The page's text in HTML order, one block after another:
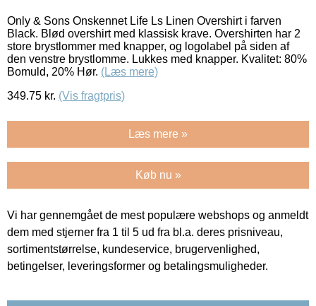
Only & Sons Onskennet Life Ls Linen Overshirt i farven
Black. Blød overshirt med klassisk krave. Overshirten har 2
store brystlommer med knapper, og logolabel på siden af
den venstre brystlomme. Lukkes med knapper. Kvalitet: 80%
Bomuld, 20% Hør. (Læs mere)
349.75 kr. (Vis fragtpris)
Læs mere »
Køb nu »
Vi har gennemgået de mest populære webshops og anmeldt
dem med stjerner fra 1 til 5 ud fra bl.a. deres prisniveau,
sortimentstørrelse, kundeservice, brugervenlighed,
betingelser, leveringsformer og betalingsmuligheder.